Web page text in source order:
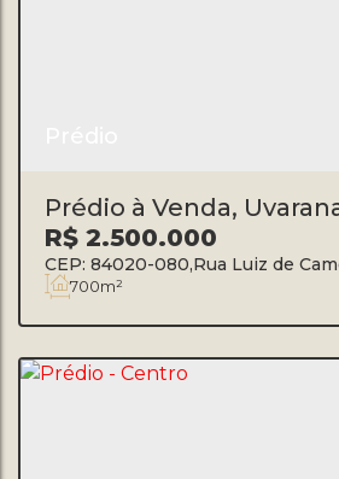
Prédio à Venda,
Grossa
R$2.500.000
CEP: 84020-080,Rua Luiz de
700m²